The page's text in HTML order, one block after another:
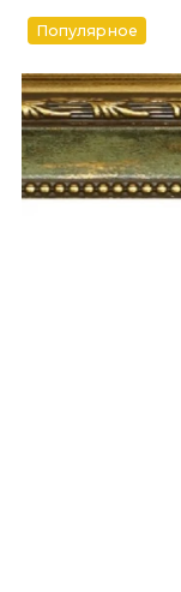
Популярное